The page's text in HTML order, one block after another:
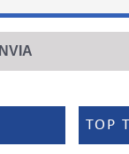
TOP